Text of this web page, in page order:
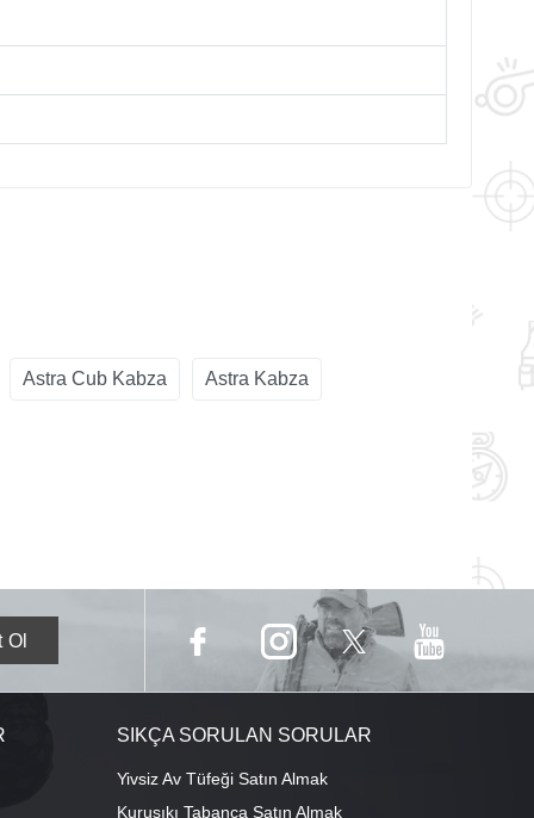
Astra Cub Kabza Astra Kabza
SIKÇA SORULAN SORULAR
Yivsiz Av Tüfeği Satın Almak
Kurusıkı Tabanca Satın Almak